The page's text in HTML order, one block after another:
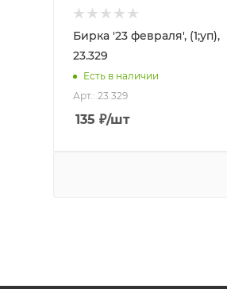
Бирка '23 февраля', (1;уп),
23.329
Есть в наличии
Арт.: 23.329
135 ₽/шт